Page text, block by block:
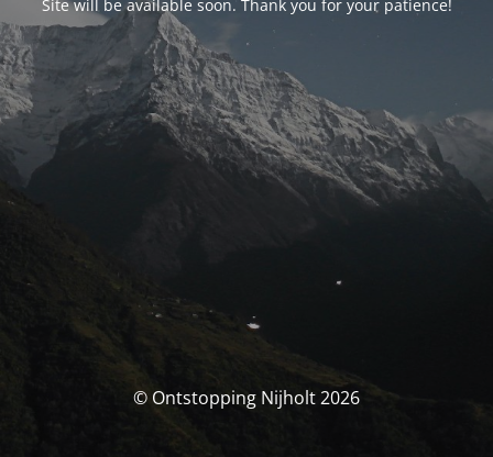
Site will be available soon. Thank you for your patience!
© Ontstopping Nijholt 2026